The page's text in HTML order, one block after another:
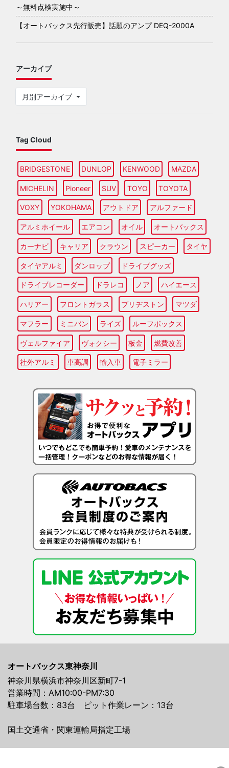
～無料点検実施中～
【オートバックス先行販売】話題のアンプ DEQ-2000A
アーカイブ
月別アーカイブ
Tag Cloud
BRIDGESTONE DUNLOP KENWOOD MAZDA
MICHELIN Pioneer SUV TOYO TOYOTA
VOXY YOKOHAMA アウトドア アルファード
アルミホイール エアコン オイル オートバックス
カーナビ キャリア クラウン スピーカー タイヤ
タイヤアルミ ダンロップ ドライブグッズ
ドライブレコーダー ドラレコ ノア ハイエース
ハリアー フロントガラス ブリヂストン マツダ
マフラー ミニバン ライズ ルーフボックス
ヴェルファイア ヴォクシー 板金 燃費改善
社外アルミ 車高調 輸入車 電子ミラー
オートバックス東神奈川
神奈川県横浜市神奈川区新町7-1
営業時間：AM10:00-PM7:30
駐車場台数：83台 ピット作業レーン：13台
国土交通省・関東運輸局指定工場